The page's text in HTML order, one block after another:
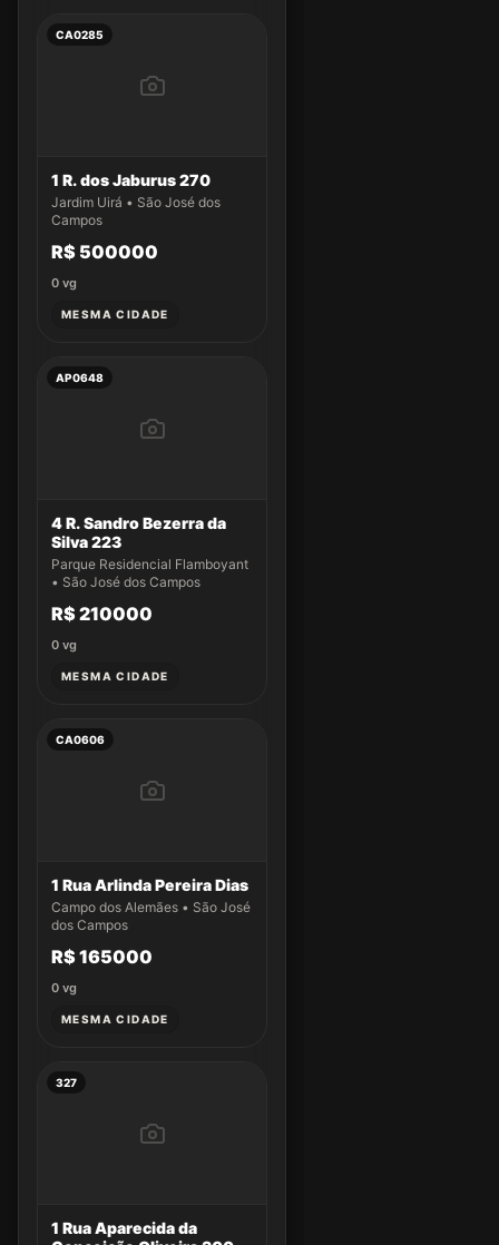
CA0285
1 R. dos Jaburus 270
Jardim Uirá • São José dos
Campos
R$ 500000
0 vg
MESMA CIDADE
AP0648
4 R. Sandro Bezerra da
Silva 223
Parque Residencial Flamboyant
• São José dos Campos
R$ 210000
0 vg
MESMA CIDADE
CA0606
1 Rua Arlinda Pereira Dias
Campo dos Alemães • São José
dos Campos
R$ 165000
0 vg
MESMA CIDADE
327
1 Rua Aparecida da